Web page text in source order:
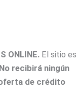
ONLINE. El sitio es
No recibirá ningún
de crédito